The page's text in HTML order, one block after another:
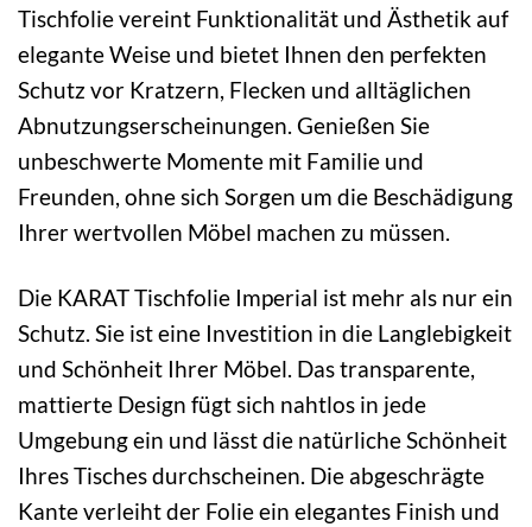
Tischfolie vereint Funktionalität und Ästhetik auf
elegante Weise und bietet Ihnen den perfekten
Schutz vor Kratzern, Flecken und alltäglichen
Abnutzungserscheinungen. Genießen Sie
unbeschwerte Momente mit Familie und
Freunden, ohne sich Sorgen um die Beschädigung
Ihrer wertvollen Möbel machen zu müssen.
Die KARAT Tischfolie Imperial ist mehr als nur ein
Schutz. Sie ist eine Investition in die Langlebigkeit
und Schönheit Ihrer Möbel. Das transparente,
mattierte Design fügt sich nahtlos in jede
Umgebung ein und lässt die natürliche Schönheit
Ihres Tisches durchscheinen. Die abgeschrägte
Kante verleiht der Folie ein elegantes Finish und